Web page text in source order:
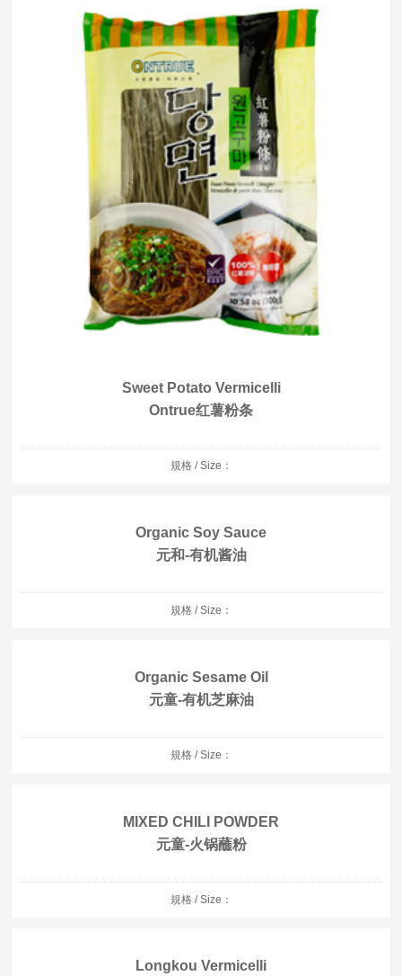
Sweet Potato Vermicelli
Ontrue红薯粉条
規格 / Size：
Organic Soy Sauce
元和-有机酱油
規格 / Size：
Organic Sesame Oil
元童-有机芝麻油
規格 / Size：
MIXED CHILI POWDER
元童-火锅蘸粉
規格 / Size：
Longkou Vermicelli